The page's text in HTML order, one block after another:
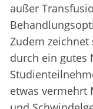
außer
Zudem zeichnet
durch ein gutes
etwas vermehrt